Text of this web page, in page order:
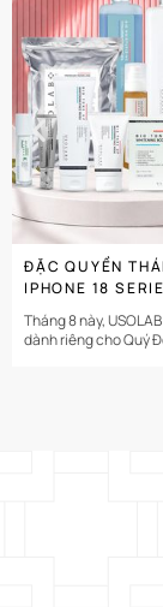
ĐẶC QUYỀN
IPHONE 18
Tháng 8 này,
dành riêng cho Quý